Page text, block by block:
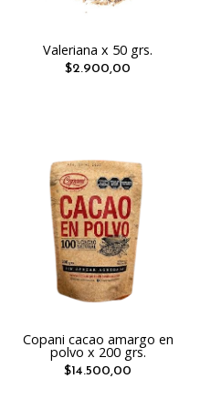
Valeriana x 50 grs.
$2.900,00
Copani cacao amargo en
polvo x 200 grs.
$14.500,00